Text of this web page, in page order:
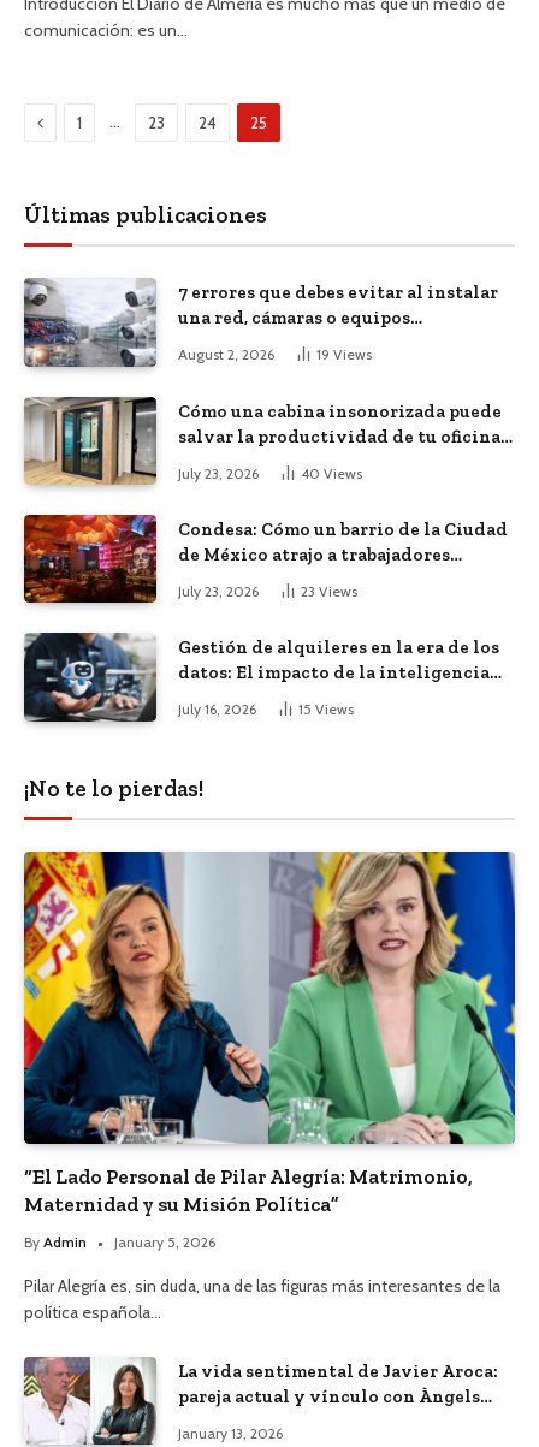
comunicación: es un…
Previous
1 … 23 24 25
Últimas publicaciones
7 errores que debes evitar al instalar
una red, cámaras o equipos
tecnológicos en una empresa
August 2, 2026 19 Views
Cómo una cabina insonorizada puede
salvar la productividad de tu oficina
July 23, 2026 40 Views
Condesa: Cómo un barrio de la Ciudad
de México atrajo a trabajadores
remotos de todo el mundo
July 23, 2026 23 Views
Gestión de alquileres en la era de los
datos: El impacto de la inteligencia
July 16, 2026 15 Views
¡No te lo pierdas!
“El Lado Personal de Pilar Alegría: Matrimonio,
Maternidad y su Misión Política”
By Admin January 5, 2026
Pilar Alegría es, sin duda, una de las figuras más interesantes de la
política española…
La vida sentimental de Javier Aroca:
pareja actual y vínculo con Àngels
January 13, 2026